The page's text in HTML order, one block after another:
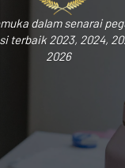
dalam senarai
terbaik 2023, 2024,
2026